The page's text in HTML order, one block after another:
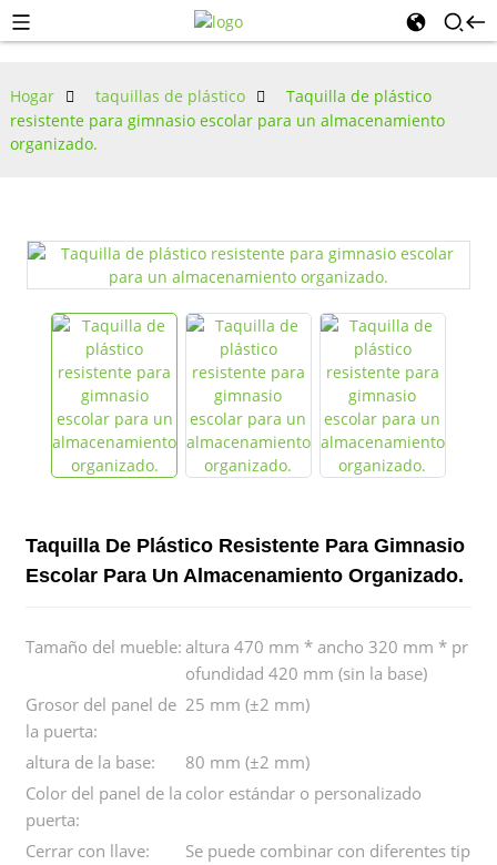
Hogar taquillas de plástico
Taquilla de plástico
resistente para gimnasio escolar para un almacenamiento
organizado.
Taquilla De Plástico Resistente Para Gimnasio
Escolar Para Un Almacenamiento Organizado.
Tamaño del mueble: altura 470 mm * ancho 320 mm * pr
ofundidad 420 mm (sin la base)
Grosor del panel de
la puerta:
25 mm (±2 mm)
altura de la base:
80 mm (±2 mm)
Color del panel de la
puerta:
color estándar o personalizado
Cerrar con llave:
Se puede combinar con diferentes tip